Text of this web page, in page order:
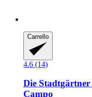
Carrello
4.6 (14)
Die Stadtgärtner
Campo